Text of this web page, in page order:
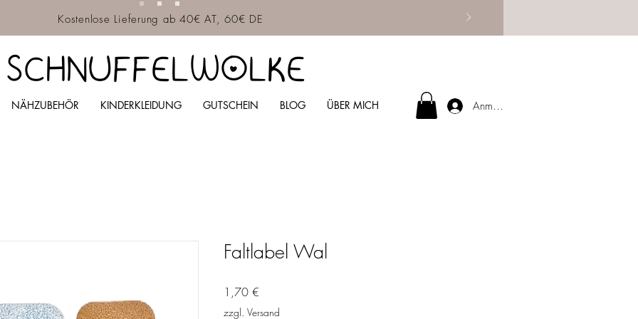
Kostenlose Lieferung ab 40€ AT, 60€ DE
SCHNUFFELWOLKE
NÄHZUBEHÖR KINDERKLEIDUNG GUTSCHEIN BLOG ÜBER MICH Anmelden
Faltlabel Wal
1,70 €
zzgl. Versand